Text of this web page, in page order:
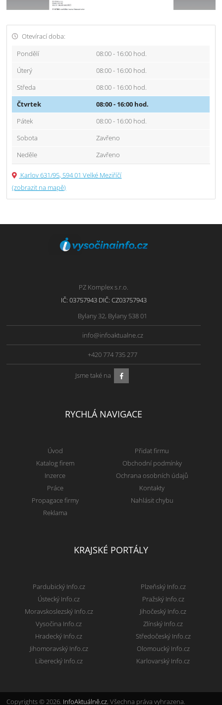
Otevírací doba:
Pondělí
08:00 - 16:00 hod.
Úterý
08:00 - 16:00 hod.
Středa
08:00 - 16:00 hod.
Čtvrtek
08:00 - 16:00 hod.
Pátek
08:00 - 16:00 hod.
Sobota
Zavřeno
Neděle
Zavřeno
Karlov 631/95, 594 01 Velké Meziříčí
(zobrazit na mapě)
PZ Komplex s.r.o.
IČ: 03757943 DIČ: CZ03757943
Bylany 32, Bylany 538 01
info@infoaktualne.cz
+420 774 735 277
Jsme také na
RYCHLÁ NAVIGACE
Úvod
Katalog firem
Inzerce
Práce
Propagace firmy
Reklama
Přidat firmu
Obchodní podmínky
Ochrana osobních údajů
Kontakty
Nahlásit chybu
KRAJSKÉ PORTÁLY
Pardubický Info.cz
Ústecký Info.cz
Moravskoslezský Info.cz
Vysočina Info.cz
Hradecký Info.cz
Jihomoravský Info.cz
Liberecký Info.cz
Plzeňský Info.cz
Pražský Info.cz
Jihočeský Info.cz
Zlínský Info.cz
Středočeský Info.cz
Olomoucký Info.cz
Karlovarský Info.cz
Copyrights © 2026. InfoAktuálně.cz, Všechna práva vyhrazena.